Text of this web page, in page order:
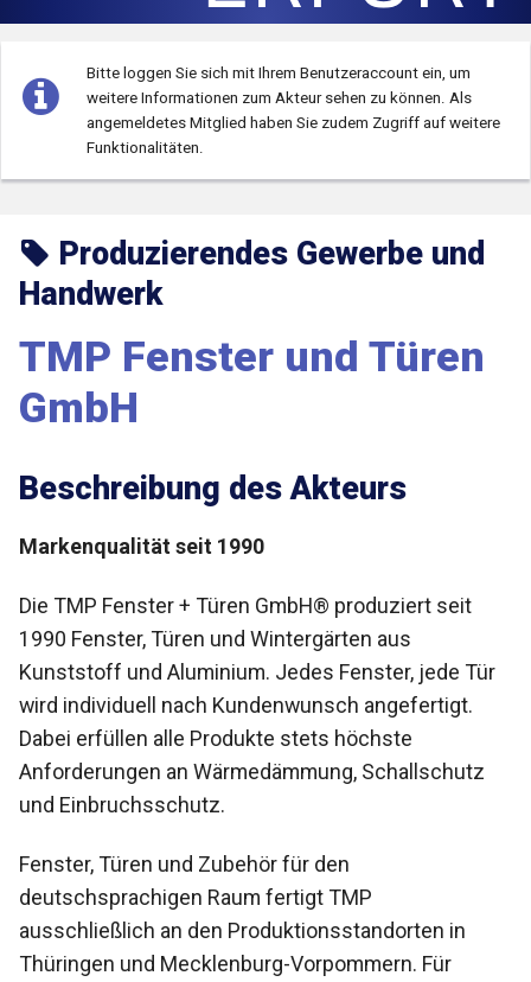
Bitte loggen Sie sich mit Ihrem Benutzeraccount ein, um
weitere Informationen zum Akteur sehen zu können. Als
angemeldetes Mitglied haben Sie zudem Zugriff auf weitere
Funktionalitäten.
Produzierendes Gewerbe und
Handwerk
TMP Fenster und Türen
GmbH
Beschreibung des Akteurs
Markenqualität seit 1990
Die TMP Fenster + Türen GmbH® produziert seit
1990 Fenster, Türen und Wintergärten aus
Kunststoff und Aluminium. Jedes Fenster, jede Tür
wird individuell nach Kundenwunsch angefertigt.
Dabei erfüllen alle Produkte stets höchste
Anforderungen an Wärmedämmung, Schallschutz
und Einbruchsschutz.
Fenster, Türen und Zubehör für den
deutschsprachigen Raum fertigt TMP
ausschließlich an den Produktionsstandorten in
Thüringen und Mecklenburg-Vorpommern. Für